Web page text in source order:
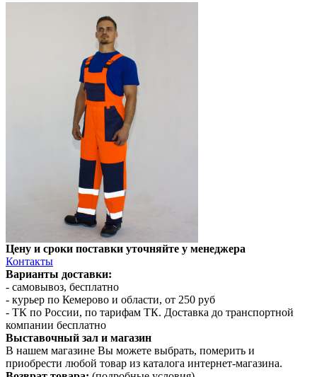
Цену и сроки поставки уточняйте у менеджера
Контакты
Варианты доставки:
- самовывоз, бесплатно
- курьер по Кемерово и области, от 250 руб
- ТК по России, по тарифам ТК. Доставка до транспортной
компании бесплатно
Выставочный зал и магазин
В нашем магазине Вы можете выбрать, померить и
приобрести любой товар из каталога интернет-магазина.